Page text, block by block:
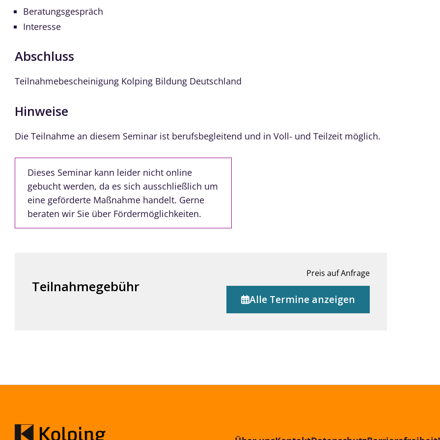
Beratungsgespräch
Interesse
Abschluss
Teilnahmebescheinigung Kolping Bildung Deutschland
Hinweise
Die Teilnahme an diesem Seminar ist berufsbegleitend und in Voll- und Teilzeit möglich.
Dieses Seminar kann leider nicht online
gebucht werden, da es sich ausschließlich um
eine geförderte Maßnahme handelt. Gerne
beraten wir Sie über Fördermöglichkeiten.
Teilnahmegebühr
Preis auf Anfrage
Alle Termine anzeigen